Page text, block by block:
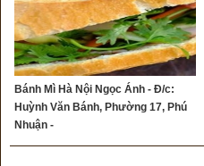
Bánh Mì Hà Nội Ngọc Ánh - Đ/c:
Huỳnh Văn Bánh, Phường 17, Phú
Nhuận -